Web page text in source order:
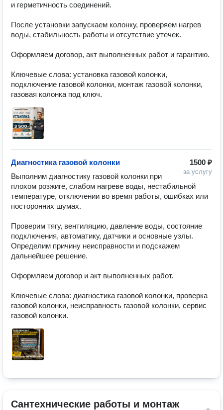
и герметичность соединений.
После установки запускаем колонку, проверяем нагрев
воды, стабильность работы и отсутствие утечек.
Оформляем договор, акт выполненных работ и гарантию.
Ключевые слова: установка газовой колонки,
подключение газовой колонки, монтаж газовой колонки,
газовая колонка под ключ.
1500 ₽
за услугу
Диагностика газовой колонки
Выполним диагностику газовой колонки при
плохом розжиге, слабом нагреве воды, нестабильной
температуре, отключении во время работы, ошибках или
посторонних шумах.
Проверим тягу, вентиляцию, давление воды, состояние
подключения, автоматику, датчики и основные узлы.
Определим причину неисправности и подскажем
дальнейшее решение.
Оформляем договор и акт выполненных работ.
Ключевые слова: диагностика газовой колонки, проверка
газовой колонки, неисправность газовой колонки, сервис
газовой колонки.
Сантехнические работы и монтаж